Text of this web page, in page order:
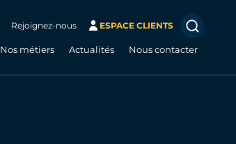
Rejoignez-nous ESPACE CLIENTS
Nos métiers Actualités Nous contacter